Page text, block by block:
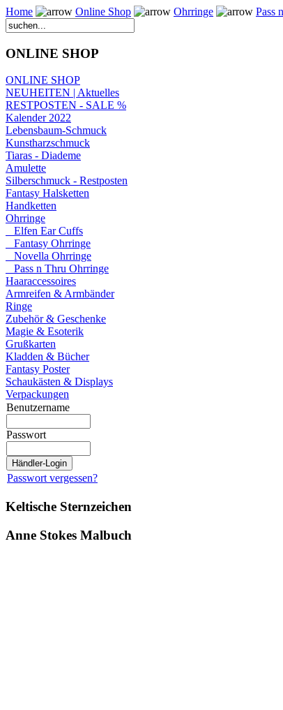
Home Online Shop Ohrringe Pass
ONLINE SHOP
ONLINE SHOP
NEUHEITEN | Aktuelles
RESTPOSTEN - SALE %
Kalender 2022
Lebensbaum-Schmuck
Kunstharzschmuck
Tiaras - Diademe
Amulette
Silberschmuck - Restposten
Fantasy Halsketten
Handketten
Ohrringe
Elfen Ear Cuffs
Fantasy Ohrringe
Novella Ohrringe
Pass n Thru Ohrringe
Haaraccessoires
Armreifen & Armbänder
Ringe
Zubehör & Geschenke
Magie & Esoterik
Grußkarten
Kladden & Bücher
Fantasy Poster
Schaukästen & Displays
Verpackungen
Benutzername
Passwort
Passwort vergessen?
Keltische Sternzeichen
Anne Stokes Malbuch